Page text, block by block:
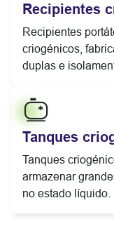
Recipientes
Recipientes
criogénicos,
duplas e
Tanques
Tanques
armazenar
no estado líquido.